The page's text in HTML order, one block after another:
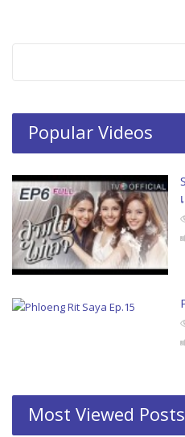
Popular Videos
Most Viewed Posts